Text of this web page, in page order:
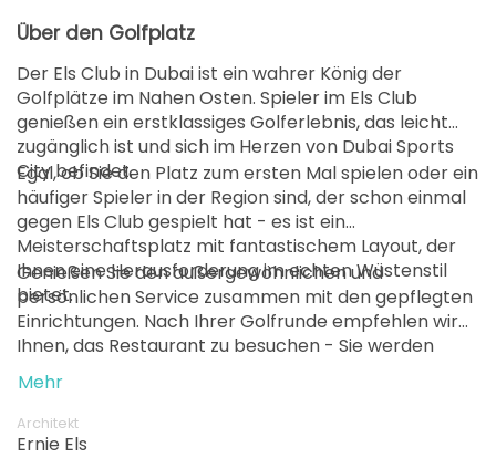
Über den Golfplatz
Der Els Club in Dubai ist ein wahrer König der
Golfplätze im Nahen Osten. Spieler im Els Club
genießen ein erstklassiges Golferlebnis, das leicht
zugänglich ist und sich im Herzen von Dubai Sports
City befindet.
Egal, ob Sie den Platz zum ersten Mal spielen oder ein
häufiger Spieler in der Region sind, der schon einmal
gegen Els Club gespielt hat - es ist ein
Meisterschaftsplatz mit fantastischem Layout, der
Ihnen eine Herausforderung im echten Wüstenstil
bietet.
Genießen Sie den außergewöhnlichen und
persönlichen Service zusammen mit den gepflegten
Einrichtungen. Nach Ihrer Golfrunde empfehlen wir
Ihnen, das Restaurant zu besuchen - Sie werden
Ihren Besuch im Els Club nicht bereuen.
Mehr
Architekt
Ernie Els